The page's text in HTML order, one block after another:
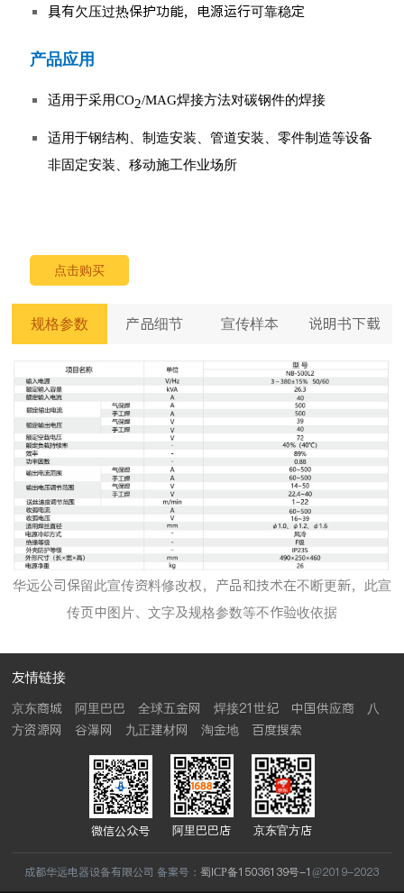
具有欠压过热保护功能，电源运行可靠稳定
产品应用
适用于采用CO2/MAG焊接方法对碳钢件的焊接
适用于钢结构、制造安装、管道安装、零件制造等设备
非固定安装、移动施工作业场所
点击购买
规格参数 产品细节 宣传样本 说明书下载
华远公司保留此宣传资料修改权，产品和技术在不断更新，此宣
传页中图片、文字及规格参数等不作验收依据
友情链接
京东商城 阿里巴巴 全球五金网 焊接21世纪 中国供应商
八
方资源网
谷瀑网 九正建材网 淘金地 百度搜索
微信公众号 阿里巴巴店 京东官方店
成都华远电器设备有限公司 备案号：蜀ICP备15036139号-1@2019-2023